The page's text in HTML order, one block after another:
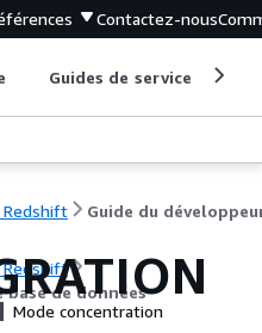
Contactez-nous
Guides de service
base de données
Mode concentration